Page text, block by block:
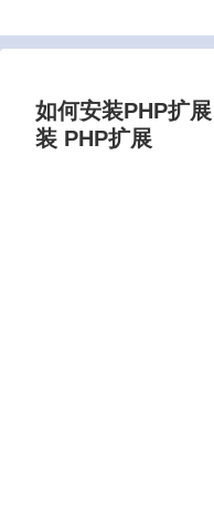
如何安装PHP扩
装 PHP扩展